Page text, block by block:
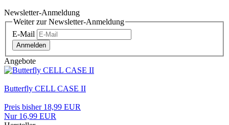
Newsletter-Anmeldung
Weiter zur Newsletter-Anmeldung
E-Mail
Anmelden
Angebote
Butterfly CELL CASE II
Preis bisher 18,99 EUR
Nur 16,99 EUR